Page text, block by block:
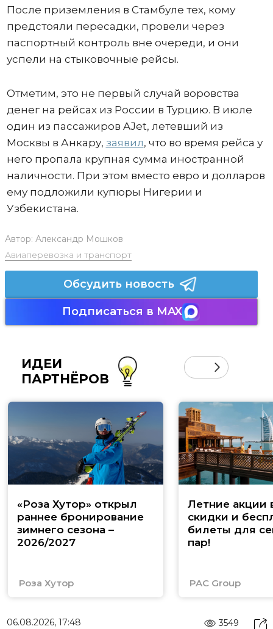
После приземления в Стамбуле тех, кому
предстояли пересадки, провели через
паспортный контроль вне очереди, и они
успели на стыковочные рейсы.
Отметим, это не первый случай воровства
денег на рейсах из России в Турцию. В июле
один из пассажиров AJet, летевший из
Москвы в Анкару, заявил, что во время рейса у
него пропала крупная сумма иностранной
наличности. При этом вместо евро и долларов
ему подложили купюры Нигерии и
Узбекистана.
Автор: Александр Мошков
Авиаперевозка и транспорт
Обсудить новость
Подписаться в MAX
ИДЕИ
ПАРТНЁРОВ
«Роза Хутор» открыл
раннее бронирование
зимнего сезона –
2026/2027
Роза Хутор
Летние акции
скидки и
билеты для
пар!
PAC Group
06.08.2026, 17:48 3549